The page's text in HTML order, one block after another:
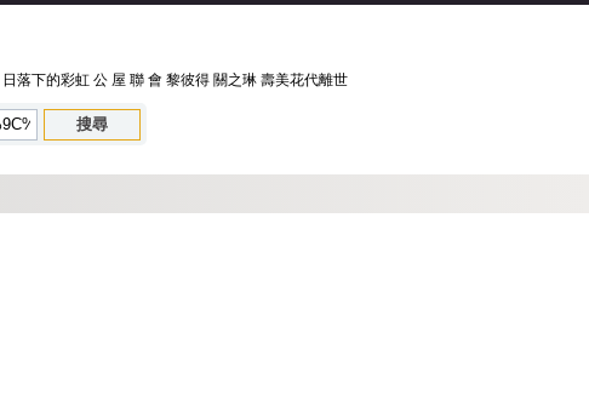
日落下的彩虹 公 屋 聯 會 黎彼得 關之琳 壽美花代離世